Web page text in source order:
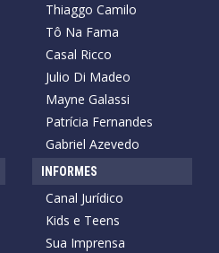
Thiaggo Camilo
Tô Na Fama
Casal Ricco
Julio Di Madeo
Mayne Galassi
Patrícia Fernandes
Gabriel Azevedo
INFORMES
Canal Jurídico
Kids e Teens
Sua Imprensa